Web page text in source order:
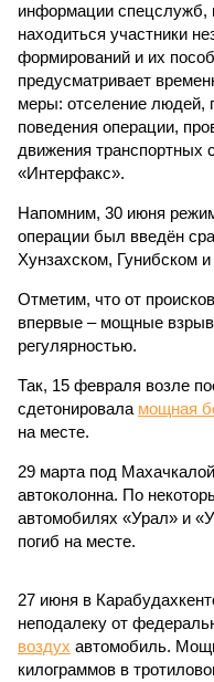
информации спецслужб,
находиться участники
формирований и их
предусматривает
меры: отселение людей,
поведения операции,
движения транспортных
«Интерфакс».
Напомним, 30 июня
операции был введён
Хунзахском, Гунибском
Отметим, что от
впервые – мощные
регулярностью.
Так, 15 февраля возле
сдетонировала мощная
на месте.
29 марта под
автоколонна. По
автомобилях «Урал» и
погиб на месте.
27 июня в
неподалеку от
воздух автомобиль.
килограммов в